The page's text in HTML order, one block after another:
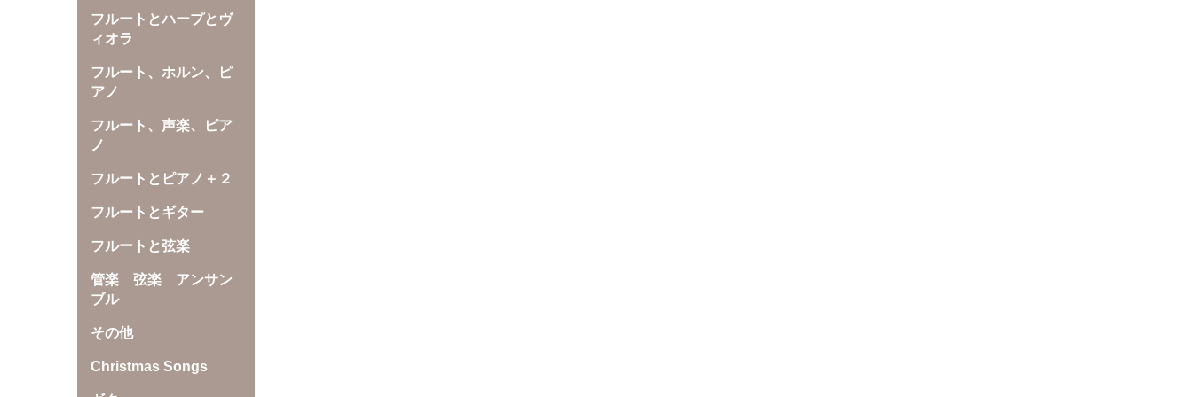
フルートとハープとヴ
ィオラ
フルート、ホルン、ピ
アノ
フルート、声楽、ピア
ノ
フルートとピアノ＋２
フルートとギター
フルートと弦楽
管楽 弦楽 アンサン
ブル
その他
Christmas Songs